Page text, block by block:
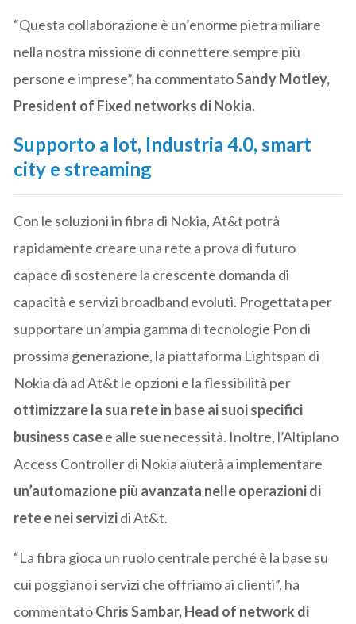
“Questa collaborazione è un’enorme pietra miliare
nella nostra missione di connettere sempre più
persone e imprese”, ha commentatoSandy Motley,
President of Fixed networks di Nokia.
Supporto a Iot, Industria 4.0, smart
city e streaming
Con le soluzioni in fibra di Nokia, At&t potrà
rapidamente creare una rete a prova di futuro
capace di sostenere la crescente domanda di
capacità e servizi broadband evoluti. Progettata per
supportare un’ampia gamma di tecnologie Pon di
prossima generazione, la piattaforma Lightspan di
Nokia dà ad At&t le opzioni e la flessibilità per
ottimizzare la sua rete in base ai suoi specifici
business casee alle sue necessità. Inoltre, l’Altiplano
Access Controller di Nokia aiuterà a implementare
un’automazione più avanzata nelle operazioni di
rete e nei servizidi At&t.
“La fibra gioca un ruolo centrale perché è la base su
cui poggiano i servizi che offriamo ai clienti”, ha
commentatoChris Sambar, Head of network di